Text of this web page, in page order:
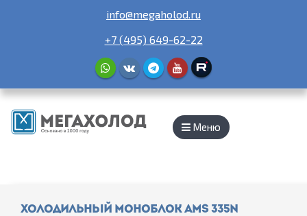
info@megaholod.ru
+7 (495) 649-62-22
Меню
Холодильный моноблок AMS 335N